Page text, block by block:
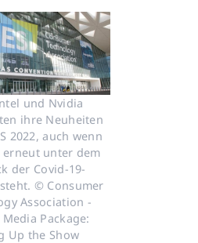
und Nvidia
ihre Neuheiten
2022, auch wenn
erneut unter dem
der Covid-19-
© Consumer
Association -
Package:
Up the Show